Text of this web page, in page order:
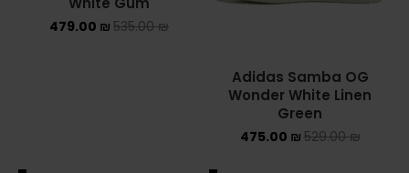
Adidas Samba OG
Wonder White Linen
Green
529.00₪
475.00 ₪
535.00₪
479.00 ₪